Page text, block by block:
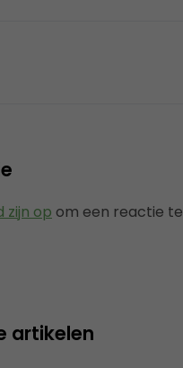
zijn op om een reactie te
artikelen